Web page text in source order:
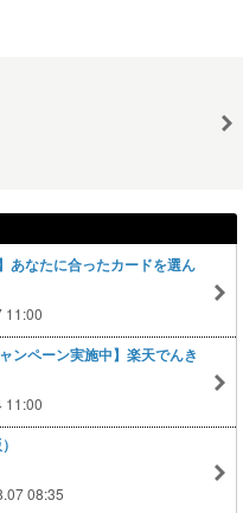
あなたに合ったカードを選ん
11:00
ンペーン実施中】楽天でんき
11:00
08:35